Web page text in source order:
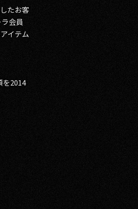
たお客
会員
イテム
を2014